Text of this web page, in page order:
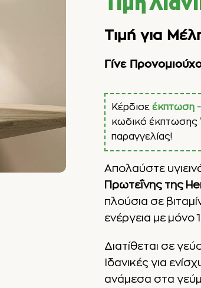
Τιμή
Τιμή για
Γίνε
Κέρδισε έκπτωση
κωδικό έκπτωσης
παραγγελίας!
Απολαύστε
Πρωτεΐνης της
πλούσια σε
ενέργεια με μόνο
Διατίθεται σε
Ιδανικές για
ανάμεσα στα